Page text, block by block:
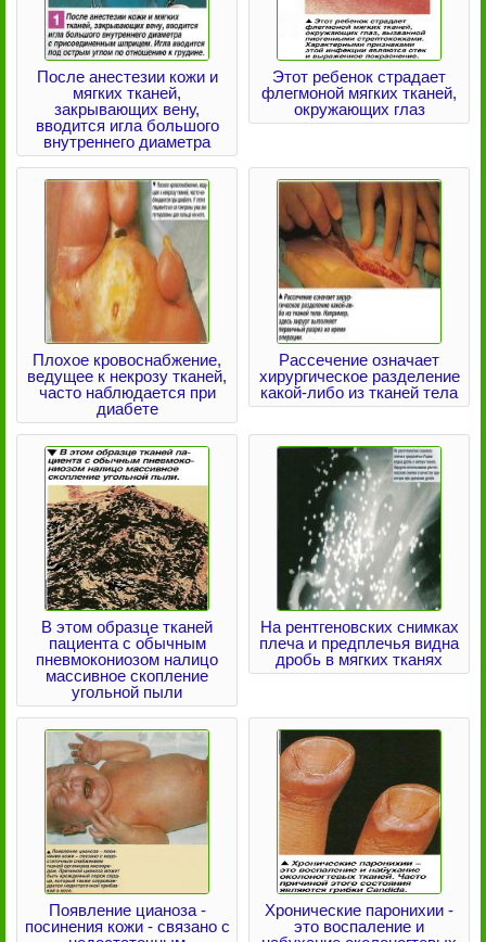
После анестезии кожи и
мягких тканей,
закрывающих вену,
вводится игла большого
внутреннего диаметра
Этот ребенок страдает
флегмоной мягких тканей,
окружающих глаз
Плохое кровоснабжение,
ведущее к некрозу тканей,
часто наблюдается при
диабете
Рассечение означает
хирургическое разделение
какой-либо из тканей тела
В этом образце тканей
пациента с обычным
пневмокониозом налицо
массивное скопление
угольной пыли
На рентгеновских снимках
плеча и предплечья видна
дробь в мягких тканях
Появление цианоза -
посинения кожи - связано с
Хронические паронихии -
это воспаление и